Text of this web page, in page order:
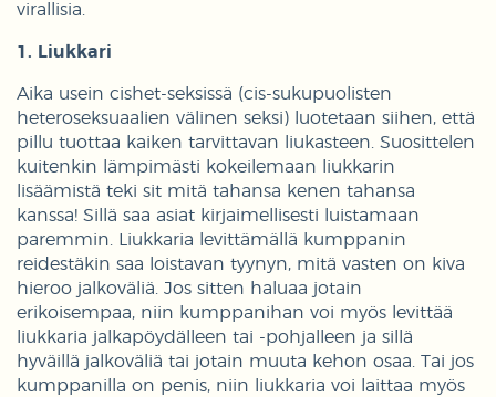
virallisia.
1. Liukkari
Aika usein cishet-seksissä (cis-sukupuolisten
heteroseksuaalien välinen seksi) luotetaan siihen, että
pillu tuottaa kaiken tarvittavan liukasteen. Suosittelen
kuitenkin lämpimästi kokeilemaan liukkarin
lisäämistä teki sit mitä tahansa kenen tahansa
kanssa! Sillä saa asiat kirjaimellisesti luistamaan
paremmin. Liukkaria levittämällä kumppanin
reidestäkin saa loistavan tyynyn, mitä vasten on kiva
hieroo jalkoväliä. Jos sitten haluaa jotain
erikoisempaa, niin kumppanihan voi myös levittää
liukkaria jalkapöydälleen tai -pohjalleen ja sillä
hyväillä jalkoväliä tai jotain muuta kehon osaa. Tai jos
kumppanilla on penis, niin liukkaria voi laittaa myös